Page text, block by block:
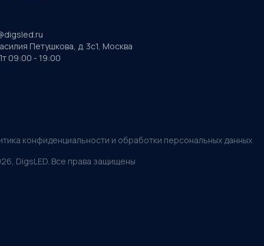
Петушкова, д. 3с1, Москва
09:00 - 19:00
конфиденциальности и обработки персональных данных
, DigsLED. Все права защищены